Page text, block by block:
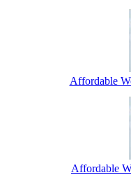
Affordable
Affordable